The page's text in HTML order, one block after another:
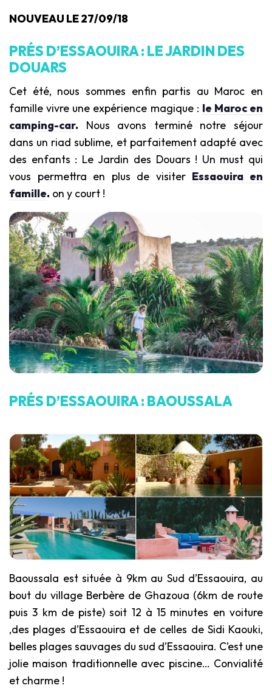
NOUVEAU LE 27/09/18
PRÉS D’ESSAOUIRA : LE JARDIN DES
DOUARS
Cet été, nous sommes enfin partis au Maroc en
famille vivre une expérience magique : le Maroc en
camping-car. Nous avons terminé notre séjour
dans un riad sublime, et parfaitement adapté avec
des enfants : Le Jardin des Douars ! Un must qui
vous permettra en plus de visiter Essaouira en
famille. on y court !
PRÉS D’ESSAOUIRA : BAOUSSALA
Baoussala est située à 9km au Sud d’Essaouira, au
bout du village Berbère de Ghazoua (6km de route
puis 3 km de piste) soit 12 à 15 minutes en voiture
,des plages d’Essaouira et de celles de Sidi Kaouki,
belles plages sauvages du sud d’Essaouira. C’est une
jolie maison traditionnelle avec piscine… Convialité
et charme !